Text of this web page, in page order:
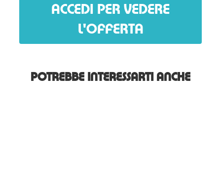
ACCEDI PER VEDERE
L'OFFERTA
POTREBBE INTERESSARTI ANCHE